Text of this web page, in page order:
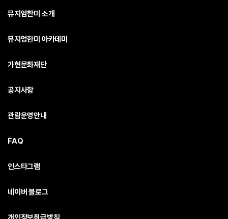
뮤지엄한미 소개
뮤지엄한미 아카데미
가현문화재단
공지사항
관람운영안내
FAQ
인스타그램
네이버 블로그